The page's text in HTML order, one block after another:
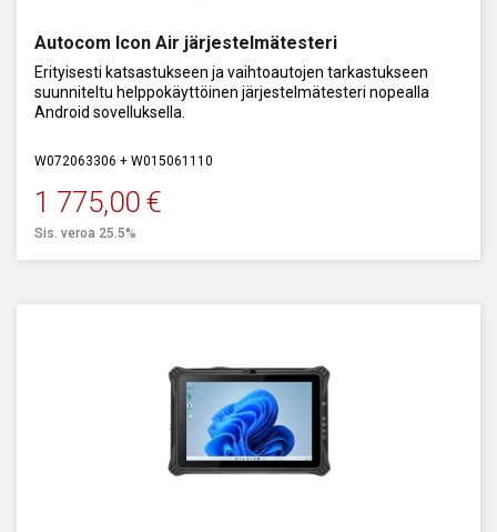
Autocom Icon Air järjestelmätesteri
Erityisesti katsastukseen ja vaihtoautojen tarkastukseen
suunniteltu helppokäyttöinen järjestelmätesteri nopealla
Android sovelluksella.
W072063306 + W015061110
1 775,00 €
Sis. veroa 25.5%